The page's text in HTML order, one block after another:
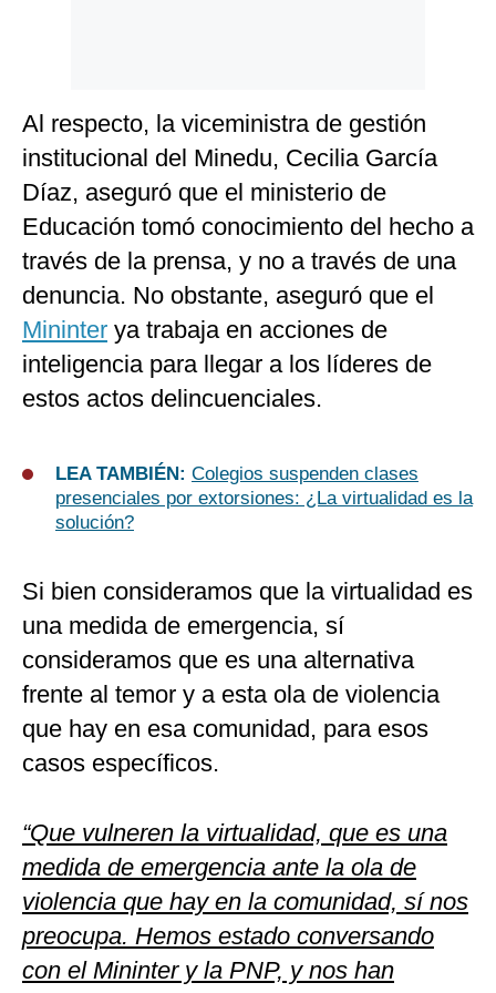
Al respecto, la viceministra de gestión
institucional del Minedu, Cecilia García
Díaz, aseguró que el ministerio de
Educación tomó conocimiento del hecho a
través de la prensa, y no a través de una
denuncia. No obstante, aseguró que el
Mininter ya trabaja en acciones de
inteligencia para llegar a los líderes de
estos actos delincuenciales.
LEA TAMBIÉN: Colegios suspenden clases
presenciales por extorsiones: ¿La virtualidad es la
solución?
Si bien consideramos que la virtualidad es
una medida de emergencia, sí
consideramos que es una alternativa
frente al temor y a esta ola de violencia
que hay en esa comunidad, para esos
casos específicos.
“Que vulneren la virtualidad, que es una
medida de emergencia ante la ola de
violencia que hay en la comunidad, sí nos
preocupa. Hemos estado conversando
con el Mininter y la PNP, y nos han